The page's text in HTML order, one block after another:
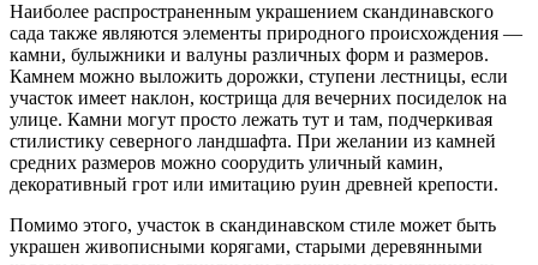
Наиболее распространенным украшением скандинавского
сада также являются элементы природного происхождения —
камни, булыжники и валуны различных форм и размеров.
Камнем можно выложить дорожки, ступени лестницы, если
участок имеет наклон, кострища для вечерних посиделок на
улице. Камни могут просто лежать тут и там, подчеркивая
стилистику северного ландшафта. При желании из камней
средних размеров можно соорудить уличный камин,
декоративный грот или имитацию руин древней крепости.
Помимо этого, участок в скандинавском стиле может быть
украшен живописными корягами, старыми деревянными